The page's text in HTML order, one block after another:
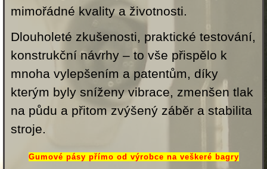
mimořádné kvality a životnosti.
Dlouholeté zkušenosti, praktické testování,
konstrukční návrhy – to vše přispělo k
mnoha vylepšením a patentům, díky
kterým byly sníženy vibrace, zmenšen tlak
na půdu a přitom zvýšený záběr a stabilita
stroje.
Gumové pásy přímo od výrobce na veškeré bagry